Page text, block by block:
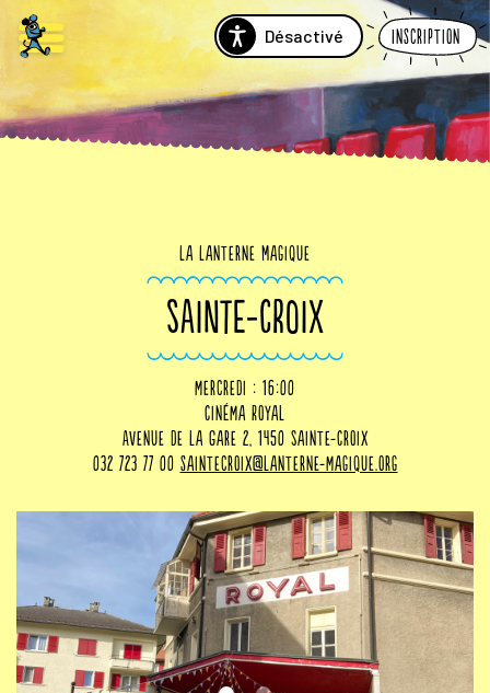
Désactivé Inscription
La Lanterne Magique
SAINTE-CROIX
mercredi : 16:00
Cinéma Royal
Avenue de la Gare 2, 1450 Sainte-Croix
032 723 77 00 saintecroix@lanterne-magique.org